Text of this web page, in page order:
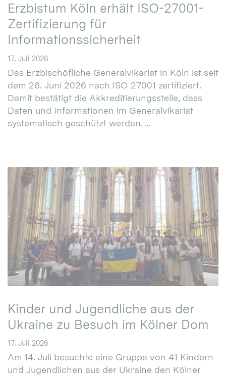
Erzbistum Köln erhält ISO-27001-
Zertifizierung für
Informationssicherheit
17. Juli 2026
Das Erzbischöfliche Generalvikariat in Köln ist seit
dem 26. Juni 2026 nach ISO 27001 zertifiziert.
Damit bestätigt die Akkreditierungsstelle, dass
Daten und Informationen im Generalvikariat
systematisch geschützt werden. ...
Kinder und Jugendliche aus der
Ukraine zu Besuch im Kölner Dom
17. Juli 2026
Am 14. Juli besuchte eine Gruppe von 41 Kindern
und Jugendlichen aus der Ukraine den Kölner